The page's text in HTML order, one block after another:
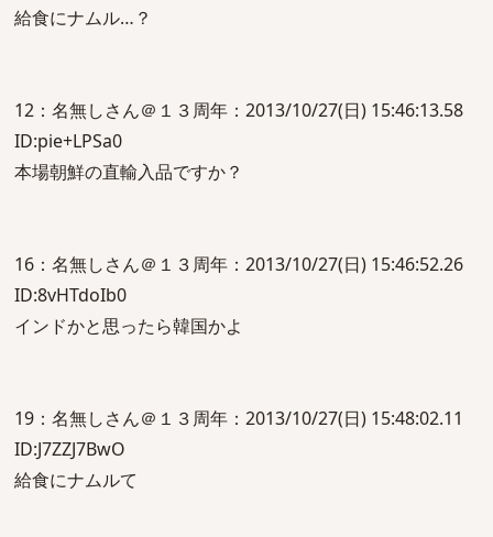
給食にナムル…？
12：名無しさん＠１３周年：2013/10/27(日) 15:46:13.58
ID:pie+LPSa0
本場朝鮮の直輸入品ですか？
16：名無しさん＠１３周年：2013/10/27(日) 15:46:52.26
ID:8vHTdoIb0
インドかと思ったら韓国かよ
19：名無しさん＠１３周年：2013/10/27(日) 15:48:02.11
ID:J7ZZJ7BwO
給食にナムルて